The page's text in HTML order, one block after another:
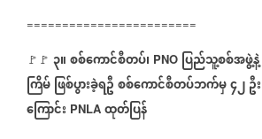
========================
🚩🚩 ၃။စစ်ကောင်စီတပ်၊ PNO ပြည်သူ့စစ်အဖွဲ့နဲ့
ကြိမ်ဖြစ်ပွားခဲ့ရဦစစ်ကောင်စီတပ်ဘက်မှ၄၂ဦး
ကြောင်း PNLA ထုတ်ပြန်